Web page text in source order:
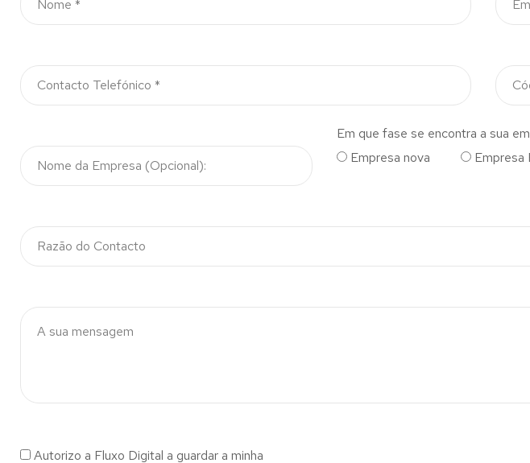
Em que fase se encontra a sua
Empresa nova
Empresa
Autorizo a Fluxo Digital a guardar a minha